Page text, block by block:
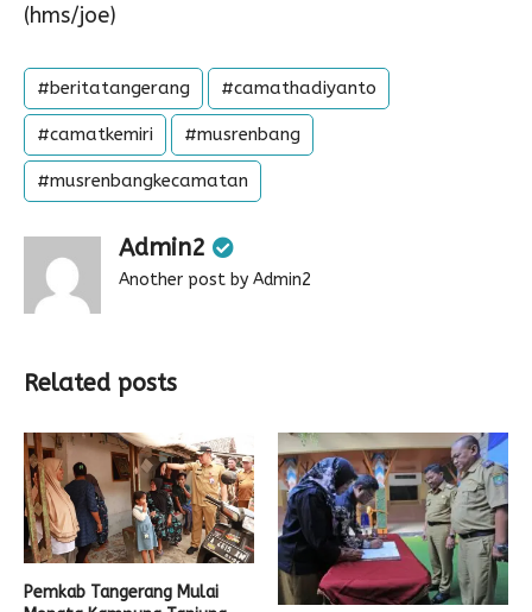
(hms/joe)
#beritatangerang #camathadiyanto
#camatkemiri #musrenbang
#musrenbangkecamatan
Admin2
Another post by Admin2
Related posts
Pemkab Tangerang Mulai